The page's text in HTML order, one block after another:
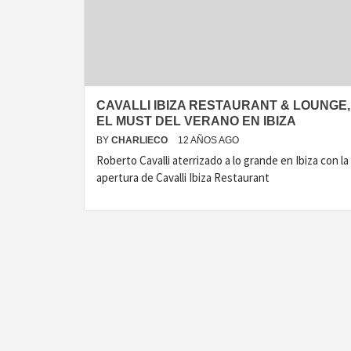
CAVALLI IBIZA RESTAURANT & LOUNGE,
EL MUST DEL VERANO EN IBIZA
BY CHARLIECO 12 AÑOS AGO
Roberto Cavalli aterrizado a lo grande en Ibiza con la
apertura de Cavalli Ibiza Restaurant